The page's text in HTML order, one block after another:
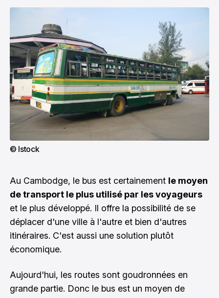
© Istock
Au Cambodge, le bus est certainement le moyen
de transport le plus utilisé par les voyageurs
et le plus développé. Il offre la possibilité de se
déplacer d'une ville à l'autre et bien d'autres
itinéraires. C'est aussi une solution plutôt
économique.
Aujourd'hui, les routes sont goudronnées en
grande partie. Donc le bus est un moyen de